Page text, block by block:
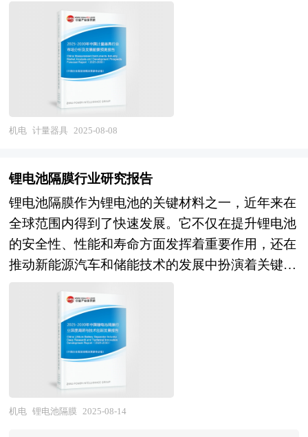
发展变化等进行了分析，重点分析了国内外硅片行
业的发展现状、如何面对行业的发展挑战、行业的
发展建议、行业竞争力，以及行业的投资分析和趋
势预测等等。报告还综合了硅片行业的整体发展动
态，对行业在产品方面提供了参考建议和具体解决
办法。报告对于硅片产品生产企业、经销商、行业
管理部门以及拟进入该行业的投资者具有重要的参
业的运营效率、促进企业的发展壮大有学术和实践
的双重意义。
公司领衔撰写，在大量周密的市场调研基础上，主
要依据了国家统计局、国家商务部、国家发改委、
国家经济信息中心、国务院发展研究中心、国家海
关总署、全国商业信息中心、中国经济景气监测中
心、中国行业研究网、全国及海外相关报刊杂志的
基础信息以及发电机组行业研究单位等公布和提供
点分析了国内外发电机组行业的发展现状、如何面
对行业的发展挑战、行业的发展建议、行业竞争
力，以及行业的投资分析和趋势预测等等。报告还
综合了发电机组行业的整体发展动态，对行业在产
品方面提供了参考建议和具体解决办法。报告对于
发电机组产品生产企业、经销商、行业管理部门以
及拟进入该行业的投资者具有重要的参考价值，对
于研究我国发电机组行业发展规律、提高企业的运
营效率、促进企业的发展壮大有学术和实践的双重
据。 本研究咨询报告由中研普华咨询公司领衔撰
写，在大量周密的市场调研基础上，主要依据了国
家统计局、国家商务部、国家发改委、国家经济信
息中心、国务院发展研究中心、国家海关总署、全
国商业信息中心、中国经济景气监测中心、中国行
业研究网、全国及海外多种相关报纸杂志的基础信
息等公布和提供的大量资料和数据，客观、多角度
结中国模拟芯片行业发展历程的基础上，结合新时
期的各方面因素，对中国模拟芯片行业的发展趋势
给予了细致和审慎的预测论证。报告资料详实，图
表丰富，既有深入的分析，又有直观的比较，为模
拟芯片企业在激烈的市场竞争中洞察先机，能准确
确性、可靠性和稳定性直接影响到测量结果的可信
度，进而对产品质量、科学研究的准确性以及贸易
的公平性等产生重要影响。计量器具不仅是现代工
业生产中不可或缺的组成部分，也是保障社会经济
秩序和推动科技进步的重要基础。 当前，中国计
量器具行业正处于快速发展与转型升级的阶段。随
量器具的需求日益增加。从传统的机械式计量器具
到现代的电子式、智能化计量器具，技术的进步推
动了行业的变革。例如，在工业自动化生产中，高
精度的电子天平、智能压力传感器、激光测距仪等
计量器具的应用，极大地提高了生产效率和产品质
量。同时，随着国家对计量监管的加强，计量器具
的校准和检定需求也在不断增长，这为计量器具行
业带来了新的发展机遇。 展望未来，2025-2030年
中国计量器具行业将朝着智能化、高精度化、多功
能化和绿色环保化的方向发展。随着物联网、大数
据、人工智能等新兴技术的广泛应用，计量器具将
具备更强的智能化功能，能够实现自动校准、远程
监控和数据分析。高精度计量器具的需求将持续增
机电 计量器具 2025-08-08
锂电池隔膜行业研究报告
锂电池隔膜作为锂电池的关键材料之一，近年来在
全球范围内得到了快速发展。它不仅在提升锂电池
的安全性、性能和寿命方面发挥着重要作用，还在
推动新能源汽车和储能技术的发展中扮演着关键角
锂电池隔膜行业正经历着前所未有的发展机遇。
当前，中国锂电池隔膜行业正处于技术创新和市场
拓展的关键时期。一方面，随着技术的进步，锂电
池隔膜的性能不断提升。例如，通过改进生产工艺
和材料配方，隔膜的厚度均匀性、孔隙率和透气性
等关键指标得到了显著优化，从而提高了锂电池的
机电 锂电池隔膜 2025-08-14